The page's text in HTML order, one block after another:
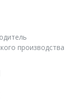
производства